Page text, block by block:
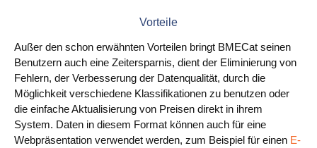
Vorteile
Außer den schon erwähnten Vorteilen bringt BMECat seinen
Benutzern auch eine Zeitersparnis, dient der Eliminierung von
Fehlern, der Verbesserung der Datenqualität, durch die
Möglichkeit verschiedene Klassifikationen zu benutzen oder
die einfache Aktualisierung von Preisen direkt in ihrem
System. Daten in diesem Format können auch für eine
Webpräsentation verwendet werden, zum Beispiel für einen E-